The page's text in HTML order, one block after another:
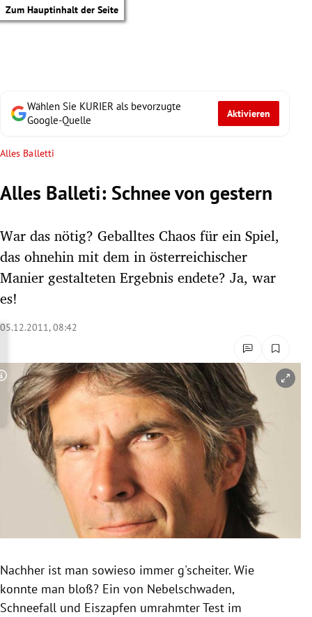
Zum Hauptinhalt der Seite
Untermenü
Untermenü
Untermenü
Untermenü
Untermenü
Untermenü
Untermenü
Untermenü
Wählen Sie KURIER als bevorzugte
Google-Quelle
Aktivieren
Alles Balletti
Alles Balleti: Schnee von gestern
War das nötig? Geballtes Chaos für ein Spiel,
das ohnehin mit dem in österreichischer
Manier gestalteten Ergebnis endete? Ja, war
es!
05.12.2011, 08:42
Copyright-Hinweis öffnen/schließen
Nachher ist man sowieso immer g'scheiter. Wie
konnte man bloß? Ein von Nebelschwaden,
Schneefall und Eiszapfen umrahmter Test im